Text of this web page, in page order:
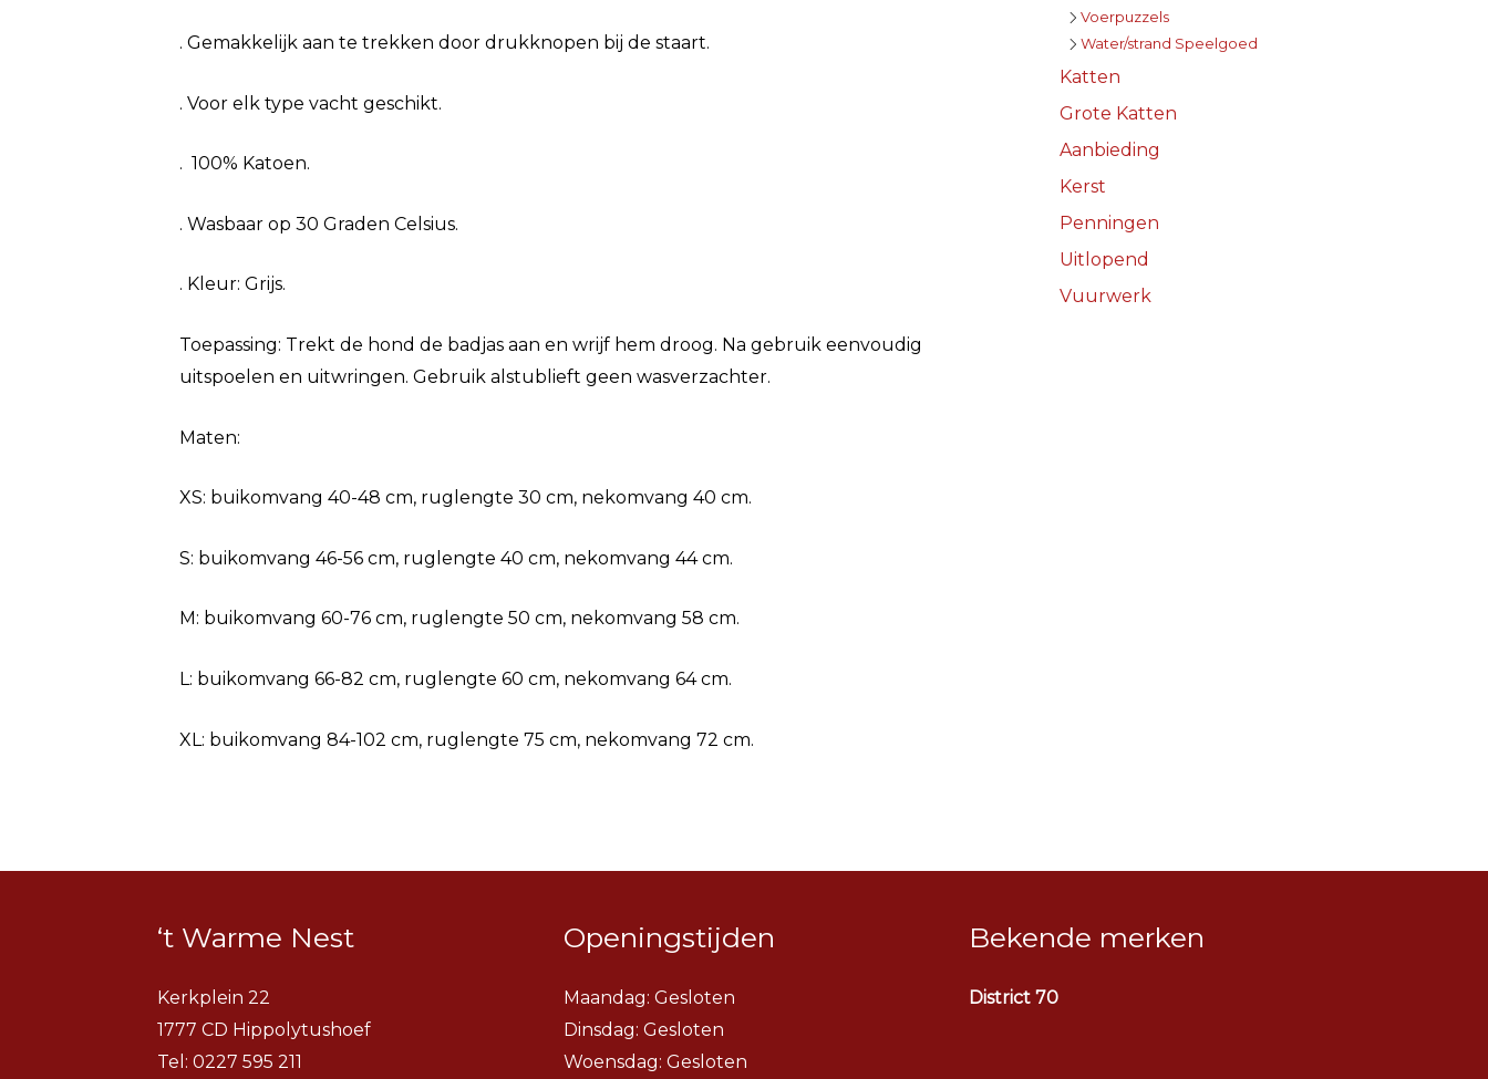
. Gemakkelijk aan te trekken door drukknopen bij de staart.
. Voor elk type vacht geschikt.
. 100% Katoen.
. Wasbaar op 30 Graden Celsius.
. Kleur: Grijs.
Toepassing: Trekt de hond de badjas aan en wrijf hem droog. Na gebruik eenvoudig
uitspoelen en uitwringen. Gebruik alstublieft geen wasverzachter.
Maten:
XS: buikomvang 40-48 cm, ruglengte 30 cm, nekomvang 40 cm.
S: buikomvang 46-56 cm, ruglengte 40 cm, nekomvang 44 cm.
M: buikomvang 60-76 cm, ruglengte 50 cm, nekomvang 58 cm.
L: buikomvang 66-82 cm, ruglengte 60 cm, nekomvang 64 cm.
XL: buikomvang 84-102 cm, ruglengte 75 cm, nekomvang 72 cm.
Voerpuzzels
Water/strand Speelgoed
Katten
Grote Katten
Aanbieding
Kerst
Penningen
Uitlopend
Vuurwerk
‘t Warme Nest
Kerkplein 22
1777 CD Hippolytushoef
Tel: 0227 595 211
Openingstijden
Maandag: Gesloten
Dinsdag: Gesloten
Woensdag: Gesloten
Bekende merken
District 70